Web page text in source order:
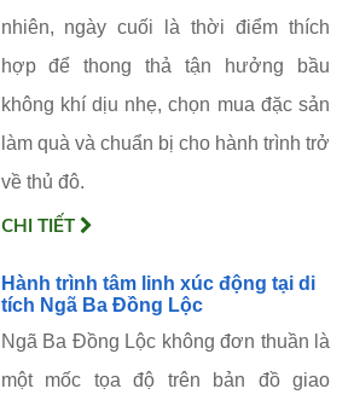
nhiên, ngày cuối là thời điểm thích
hợp để thong thả tận hưởng bầu
không khí dịu nhẹ, chọn mua đặc sản
làm quà và chuẩn bị cho hành trình trở
về thủ đô.
CHI TIẾT
Hành trình tâm linh xúc động tại di
tích Ngã Ba Đồng Lộc
Ngã Ba Đồng Lộc không đơn thuần là
một mốc tọa độ trên bản đồ giao